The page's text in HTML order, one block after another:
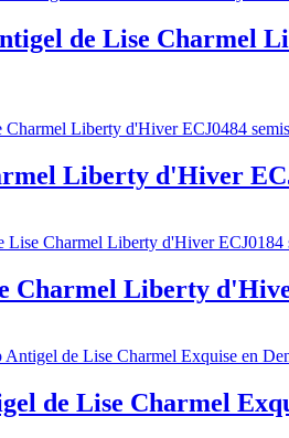
de Lise Charmel
Liberty d'Hiver
Charmel Liberty
de Lise Charmel